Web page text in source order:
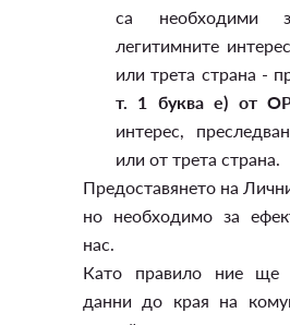
са необходими
легитимните
или трета страна -
т. 1 буква е) от
интерес,
или от трета страна.
Предоставянето на
но необходимо за
нас.
Като правило ние ще
данни до края на